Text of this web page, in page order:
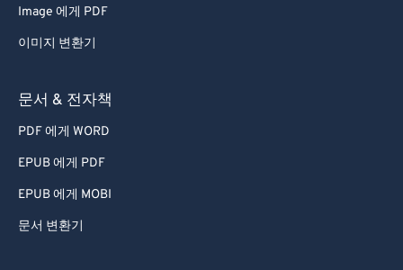
Image 에게 PDF
이미지 변환기
문서 & 전자책
PDF 에게 WORD
EPUB 에게 PDF
EPUB 에게 MOBI
문서 변환기